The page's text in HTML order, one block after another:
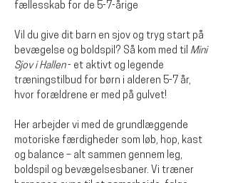
fællesskab for de 5-7-årige
Vil du give dit barn en sjov og tryg start på
bevægelse og boldspil? Så kom med til Mini
Sjov i Hallen - et aktivt og legende
træningstilbud for børn i alderen 5-7 år,
hvor forældrene er med på gulvet!
Her arbejder vi med de grundlæggende
motoriske færdigheder som løb, hop, kast
og balance – alt sammen gennem leg,
boldspil og bevægelsesbaner. Vi træner